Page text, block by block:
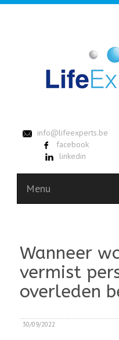
info@lifeexperts.be
facebook
linkedin
Menu
Wanneer
vermist
overleden
30/09/2022